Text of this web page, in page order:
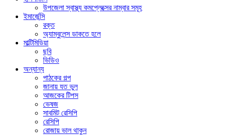
উপজেলা স্বাস্থ্য কমপ্লেক্সের নাম্বার সমূহ
ইমার্জেন্সি
রক্ত
অ্যাম্বুলেন্স ডাকতে হলে
মাল্টিমিডিয়া
ছবি
ভিডিও
অন্যান্য
পাঠকের গল্প
জানায় যত ভুল
আজকের টিপস
ভেষজ
সাবমিট রেসিপি
রেসিপি
রোজায় ভাল থাকুন